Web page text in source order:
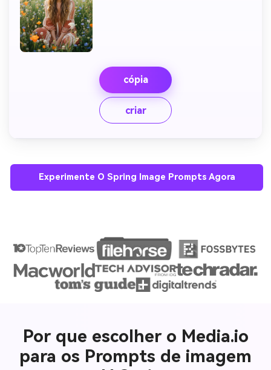
cópia
criar
Experimente O Spring Image Prompts Agora
Por que escolher o Media.io
para os Prompts de imagem